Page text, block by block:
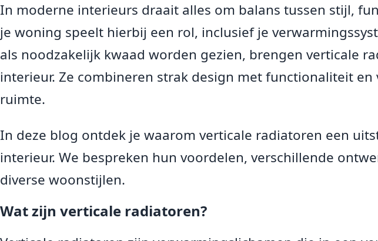
In moderne interieurs draait alles om balans tussen stijl,
je woning speelt hierbij een rol, inclusief je
als noodzakelijk kwaad worden gezien, brengen verticale
interieur. Ze combineren strak design met functionaliteit
ruimte.
In deze blog ontdek je waarom verticale radiatoren een
interieur. We bespreken hun voordelen, verschillende
diverse woonstijlen.
Wat zijn verticale radiatoren?